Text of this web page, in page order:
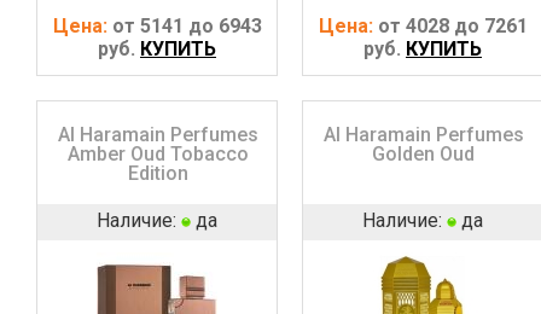
Цена: от 5141 до 6943
руб. КУПИТЬ
Цена: от 4028 до 7261
руб. КУПИТЬ
Al Haramain Perfumes
Amber Oud Tobacco
Edition
Наличие: да
Al Haramain Perfumes
Golden Oud
Наличие: да